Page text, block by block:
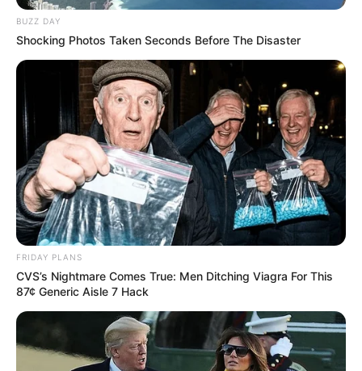
BUZZ DAY
Shocking Photos Taken Seconds Before The Disaster
FRIDAY PLANS
CVS’s Nightmare Comes True: Men Ditching Viagra For This
87¢ Generic Aisle 7 Hack